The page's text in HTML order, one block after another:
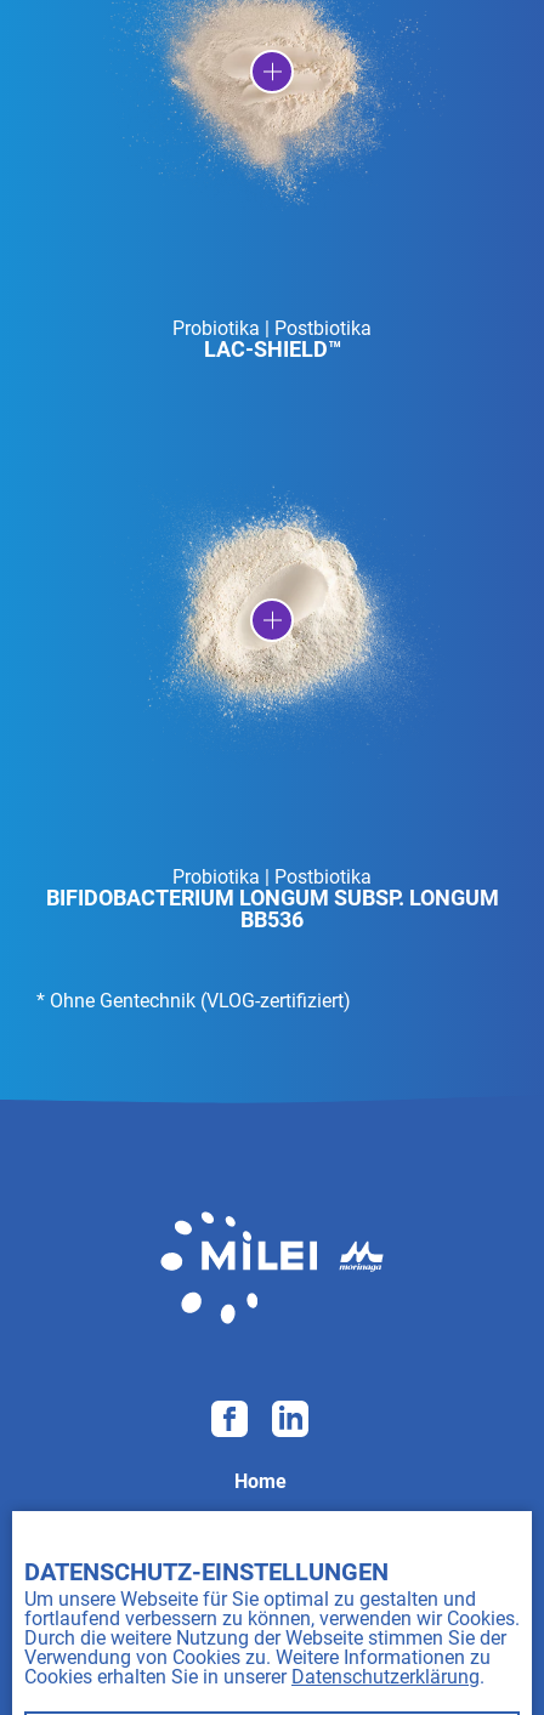
Probiotika | Postbiotika
LAC-SHIELD™
Probiotika | Postbiotika
BIFIDOBACTERIUM LONGUM SUBSP. LONGUM
BB536
Ohne Gentechnik (VLOG-zertifiziert)
DATENSCHUTZ-EINSTELLUNGEN
Um unsere Webseite für Sie optimal zu gestalten und
fortlaufend verbessern zu können, verwenden wir Cookies.
Durch die weitere Nutzung der Webseite stimmen Sie der
Verwendung von Cookies zu. Weitere Informationen zu
Cookies erhalten Sie in unserer Datenschutzerklärung.
Home
AGB
Datenschutz
AEB
Störfallverordnung